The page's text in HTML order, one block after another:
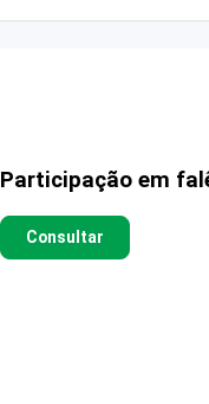
Participação em
Consultar